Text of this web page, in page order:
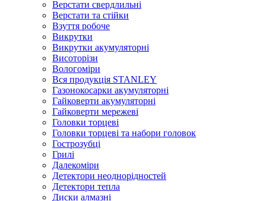
Верстати свердлильні
Верстати та стійки
Взуття робоче
Викрутки
Викрутки акумуляторні
Висоторізи
Вологоміри
Вся продукція STANLEY
Газонокосарки акумуляторні
Гайковерти акумуляторні
Гайковерти мережеві
Головки торцеві
Головки торцеві та набори головок
Гострозубці
Грилі
Далекоміри
Детектори неоднорідностей
Детектори тепла
Диски алмазні